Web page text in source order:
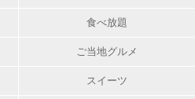
食べ放題
ご当地グルメ
スイーツ